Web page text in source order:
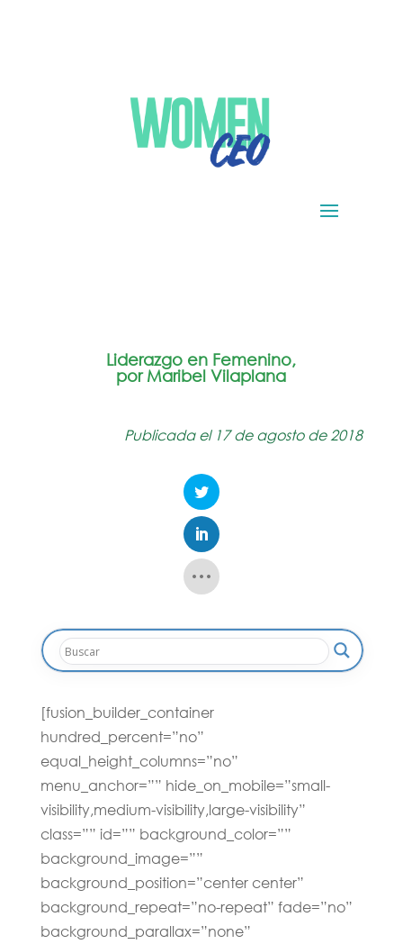
Liderazgo en Femenino,
por Maribel Vilaplana
Publicada el 17 de agosto de 2018
[fusion_builder_container
hundred_percent=”no”
equal_height_columns=”no”
menu_anchor=”” hide_on_mobile=”small-
visibility,medium-visibility,large-visibility”
class=”” id=”” background_color=””
background_image=””
background_position=”center center”
background_repeat=”no-repeat” fade=”no”
background_parallax=”none”